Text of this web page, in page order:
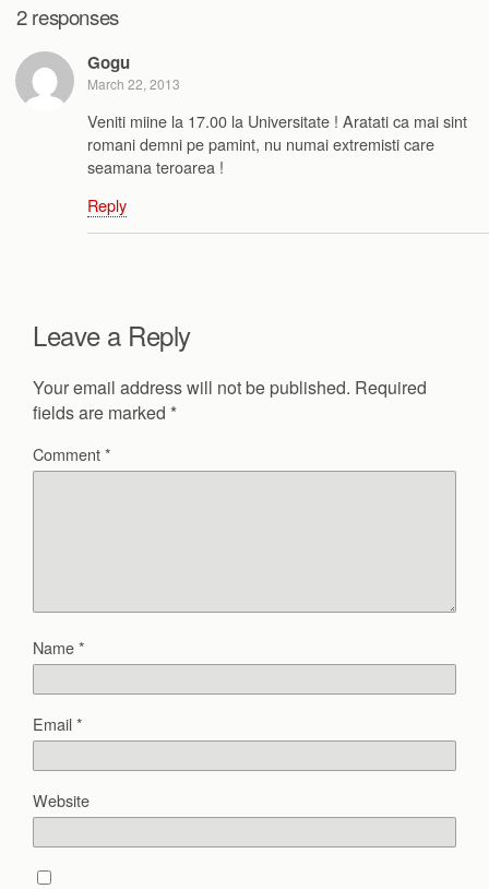
2 responses
Gogu
March 22, 2013
Veniti miine la 17.00 la Universitate ! Aratati ca mai sint
romani demni pe pamint, nu numai extremisti care
seamana teroarea !
Reply
Leave a Reply
Your email address will not be published. Required
fields are marked *
Comment*
Name*
Email*
Website